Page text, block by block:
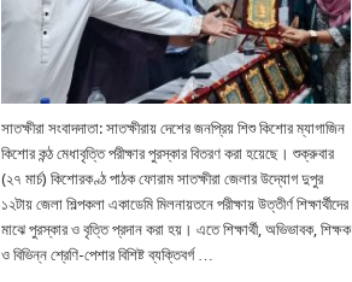
সাতক্ষীরা সংবাদদাতা: সাতক্ষীরায় দেশের জনপ্রিয় শিশু কিশোর ম্যাগাজিন
কিশোর কন্ঠ মেধাবৃত্তি পরীক্ষার পুরস্কার বিতরণ করা হয়েছে। শুক্রুবার
(২৭ মার্চ) কিশোরকণ্ঠ পাঠক ফোরাম সাতক্ষীরা জেলার উদ্যোগ দুপুর
১২টায় জেলা শিল্পকলা একাডেমি মিলনায়তনে পরীক্ষায় উত্তীর্ণ শিক্ষার্থীদের
মাঝে পুরস্কার ও বৃত্তি প্রদান করা হয়। এতে শিক্ষার্থী, অভিভাবক, শিক্ষক
ও বিভিন্ন শ্রেণি-পেশার বিশিষ্ট ব্যক্তিবর্গ …